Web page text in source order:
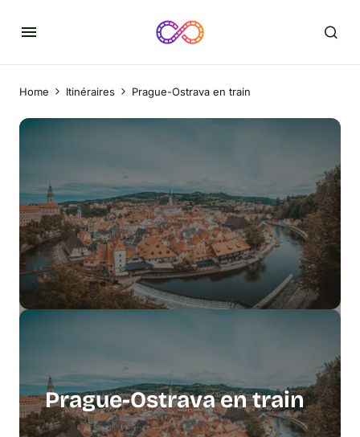
Home Itinéraires Prague-Ostrava en train
Prague-Ostrava en train